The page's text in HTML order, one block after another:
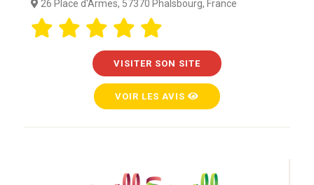
26 Place d'Armes, 57370 Phalsbourg, France
VISITER SON SITE
VOIR LES AVIS